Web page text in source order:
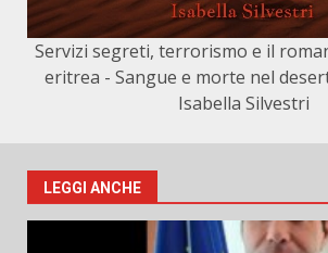
Servizi segreti, terrorismo e il
eritrea - Sangue e morte nel
Isabella Silvestri
LEGGI ANCHE